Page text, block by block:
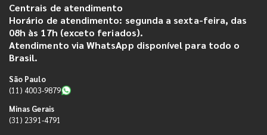
Centrais de atendimento
Horário de atendimento: segunda a sexta-feira, das
08h às 17h (exceto feriados).
Atendimento via WhatsApp disponível para todo o
Brasil.
São Paulo
(11) 4003-9879
Minas Gerais
(31) 2391-4791